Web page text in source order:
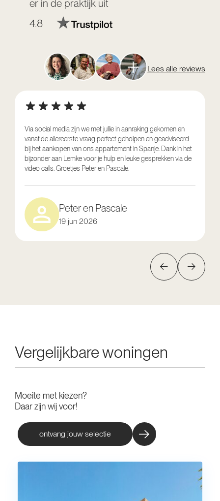
er in de praktijk uit
4.8
Lees alle reviews
Via social media zijn we met jullie in aanraking gekomen en
vanaf de allereerste vraag perfect geholpen en geadviseerd
bij het aankopen van ons appartement in Spanje. Dank in het
bijzonder aan Lemke voor je hulp en leuke gesprekken via de
video calls. Groetjes Peter en Pascale.
Peter en Pascale
19 jun 2026
Vergelijkbare woningen
Moeite met kiezen?
Daar zijn wij voor!
ontvang jouw selectie